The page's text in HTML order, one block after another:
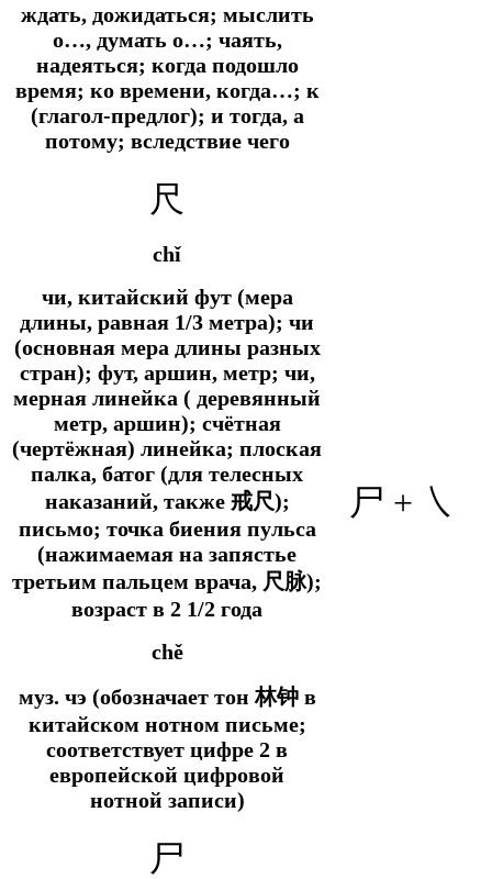
ждать, дожидаться; мыслить
о…, думать о…; чаять,
надеяться; когда подошло
время; ко времени, когда…; к
(глагол-предлог); и тогда, а
потому; вследствие чего
尺
chǐ
чи, китайский фут (мера
длины, равная 1/3 метра); чи
(основная мера длины разных
стран); фут, аршин, метр; чи,
мерная линейка ( деревянный
метр, аршин); счётная
(чертёжная) линейка; плоская
палка, батог (для телесных
наказаний, также 戒尺);
письмо; точка биения пульса
(нажимаемая на запястье
третьим пальцем врача, 尺脉);
возраст в 2 1/2 года
chě
муз. чэ (обозначает тон 林钟 в
китайском нотном письме;
соответствует цифре 2 в
европейской цифровой
нотной записи)
尸 + ㇏
尸